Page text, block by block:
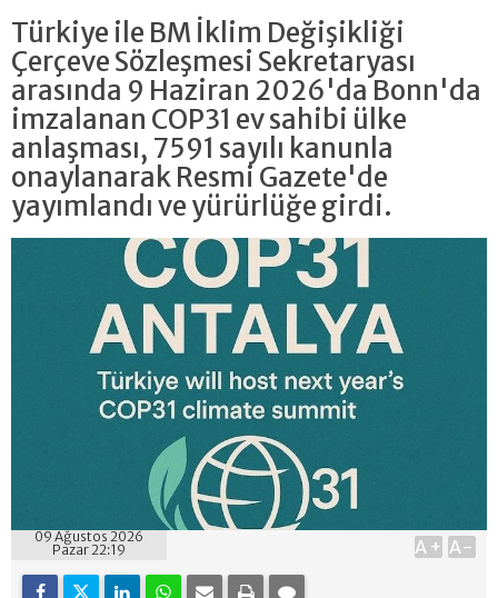
Türkiye ile BM İklim Değişikliği
Çerçeve Sözleşmesi Sekretaryası
arasında 9 Haziran 2026'da Bonn'da
imzalanan COP31 ev sahibi ülke
anlaşması, 7591 sayılı kanunla
onaylanarak Resmi Gazete'de
yayımlandı ve yürürlüğe girdi.
09 Ağustos 2026
Pazar 22:19
A+ A-